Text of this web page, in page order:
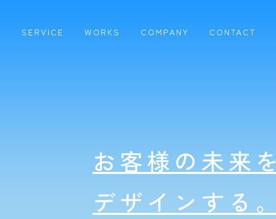
SERVICE WORKS COMPANY CONTACT
お客様の未来を
デザインする。